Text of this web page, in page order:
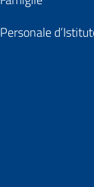
Personale